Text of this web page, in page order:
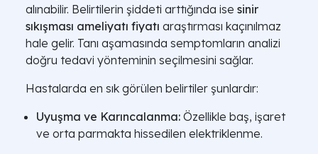
alınabilir. Belirtilerin şiddeti arttığında ise sinir
sıkışması ameliyatı fiyatı araştırması kaçınılmaz
hale gelir. Tanı aşamasında semptomların analizi
doğru tedavi yönteminin seçilmesini sağlar.
Hastalarda en sık görülen belirtiler şunlardır:
Uyuşma ve Karıncalanma: Özellikle baş, işaret
ve orta parmakta hissedilen elektriklenme.